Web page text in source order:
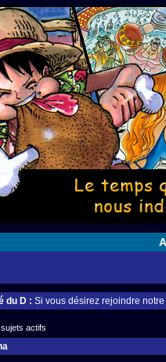
du D : Si vous désirez rejoindre
actifs